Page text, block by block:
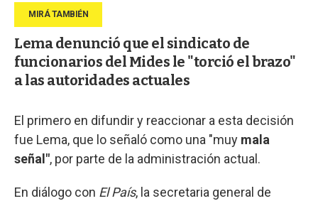
Lema denunció que el sindicato de
funcionarios del Mides le "torció el brazo"
a las autoridades actuales
El primero en difundir y reaccionar a esta decisión
fue Lema, que lo señaló como una "muy mala
señal", por parte de la administración actual.
En diálogo con El País, la secretaria general de